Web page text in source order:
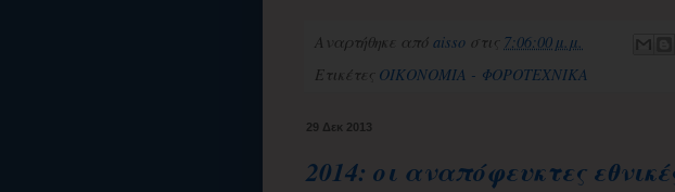
Αναρτήθηκε από aisso στις 7:06:00 μ.μ.
Ετικέτες ΟΙΚΟΝΟΜΙΑ - ΦΟΡΟΤΕΧΝΙΚΑ
29 Δεκ 2013
2014: οι αναπόφευκτες